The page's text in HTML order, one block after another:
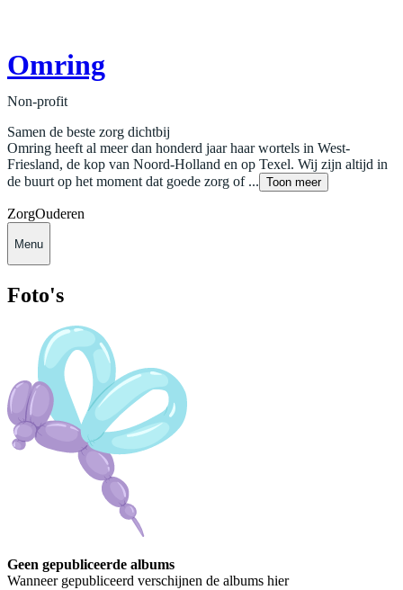
Omring
Non-profit
Samen de beste zorg dichtbij
Omring heeft al meer dan honderd jaar haar wortels in West-
Friesland, de kop van Noord-Holland en op Texel. Wij zijn altijd in
de buurt op het moment dat goede zorg of ... Toon meer
ZorgOuderen
Menu
Foto's
Geen gepubliceerde albums
Wanneer gepubliceerd verschijnen de albums hier